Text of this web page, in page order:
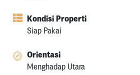
Kondisi Properti
Siap Pakai
Orientasi
Menghadap Utara